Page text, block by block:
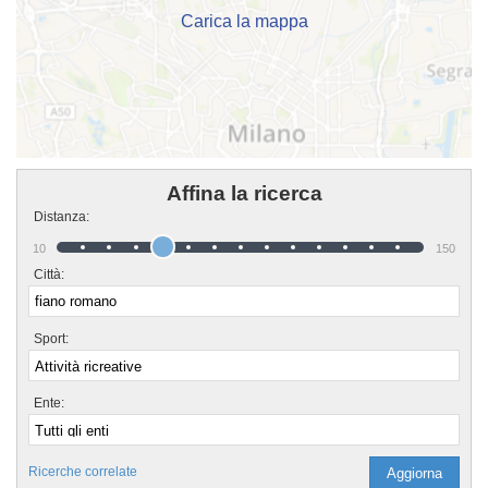
Carica la mappa
Affina la ricerca
Distanza:
10 150
Città:
Sport:
Ente:
Ricerche correlate